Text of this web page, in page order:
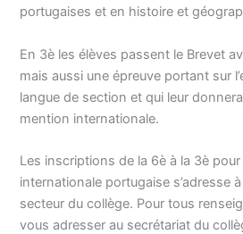
portugaises et en histoire et
En 3è les élèves passent le Brevet
mais aussi une épreuve portant sur
langue de section et qui leur
mention internationale.
Les inscriptions de la 6è à la 3è
internationale portugaise s’adresse
secteur du collège. Pour tous
vous adresser au secrétariat du